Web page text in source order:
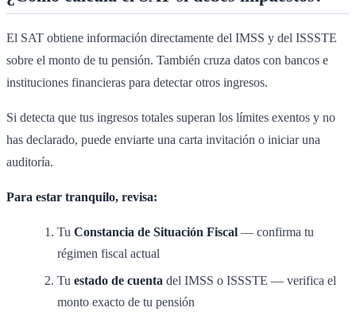
El SAT obtiene información directamente del IMSS y del ISSSTE
sobre el monto de tu pensión. También cruza datos con bancos e
instituciones financieras para detectar otros ingresos.
Si detecta que tus ingresos totales superan los límites exentos y no
has declarado, puede enviarte una carta invitación o iniciar una
auditoría.
Para estar tranquilo, revisa:
Tu Constancia de Situación Fiscal — confirma tu
régimen fiscal actual
Tu estado de cuenta del IMSS o ISSSTE — verifica el
monto exacto de tu pensión